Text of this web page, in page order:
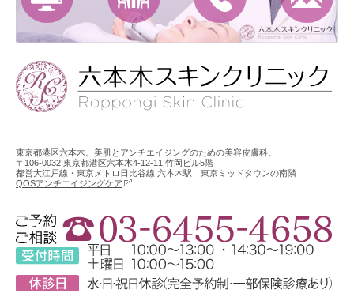
東京都港区六本木。美肌とアンチエイジングのための美容皮膚科。
〒106-0032 東京都港区六本木4-12-11 竹岡ビル5階
都営大江戸線・東京メトロ日比谷線 六本木駅 東京ミッドタウンの南隣
QOSアンチエイジングケア